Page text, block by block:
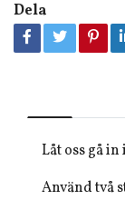
Dela
Låt oss gå
Använd två